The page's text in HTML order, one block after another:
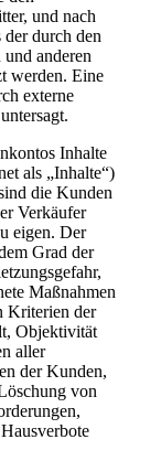
und nach
durch den
anderen
werden. Eine
externe
Inhalte
als „Inhalte“)
die Kunden
Verkäufer
eigen. Der
Grad der
Maßnahmen
Kriterien der
Objektivität
aller
der Kunden,
von